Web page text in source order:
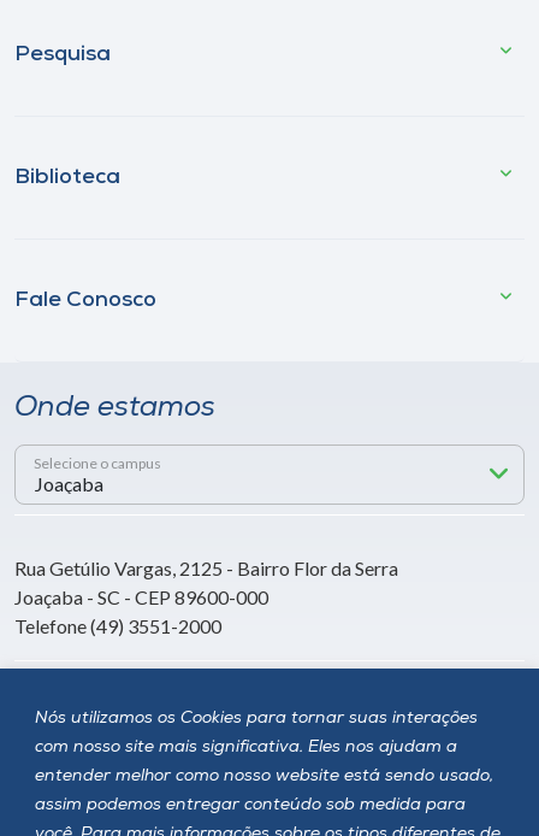
Nós utilizamos os Cookies para tornar suas interações
com nosso site mais significativa. Eles nos ajudam a
entender melhor como nosso website está sendo usado,
assim podemos entregar conteúdo sob medida para
Pesquisa
Biblioteca
Fale Conosco
Onde estamos
Selecione o campus
Rua Getúlio Vargas, 2125 - Bairro Flor da Serra
Joaçaba - SC - CEP 89600-000
Telefone (49) 3551-2000
Siga a Unoesc